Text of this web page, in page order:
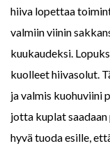
hiiva lopettaa
valmiin viinin
kuukaudeksi.
kuolleet hiivasolut.
ja valmis kuohuviini
jotta kuplat saadaan
hyvä tuoda esille,